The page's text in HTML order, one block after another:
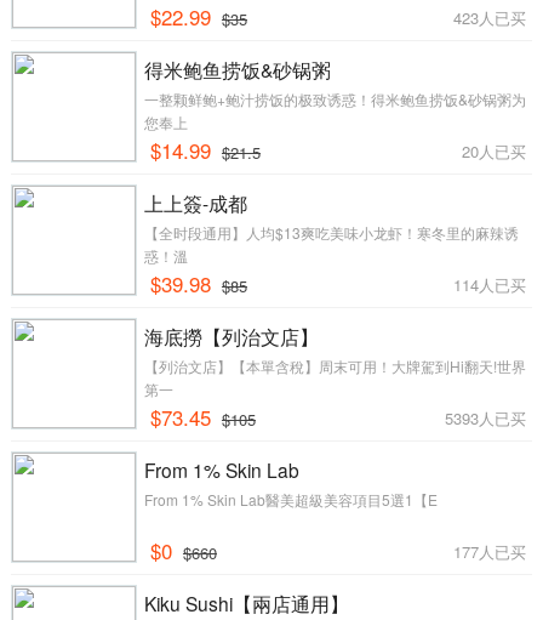
$22.99 $35 423人已买
得米鲍鱼捞饭&砂锅粥
一整颗鲜鲍+鲍汁捞饭的极致诱惑！得米鲍鱼捞饭&砂锅粥为
您奉上
$14.99 $21.5 20人已买
上上簽-成都
【全时段通用】人均$13爽吃美味小龙虾！寒冬里的麻辣诱
惑！溫
$39.98 $85 114人已买
海底撈【列治文店】
【列治文店】【本單含稅】周末可用！大牌駕到Hi翻天!世界
第一
$73.45 $105 5393人已买
From 1% Skin Lab
From 1% Skin Lab醫美超級美容項目5選1​【E
$0 $660 177人已买
Kiku Sushi【兩店通用】